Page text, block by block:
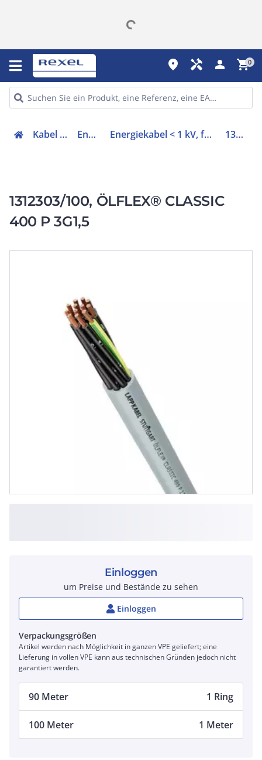
place handyman person shopping_cart0
Kabel & Leitungen Energiekabel Energiekabel < 1 kV, für ortsveränderlichen Einsatz 1312303/100
1312303/100, ÖLFLEX® CLASSIC
400 P 3G1,5
Einloggen
um Preise und Bestände zu sehen
Einloggen
Verpackungsgrößen
Artikel werden nach Möglichkeit in ganzen VPE geliefert; eine
Lieferung in vollen VPE kann aus technischen Gründen jedoch nicht
garantiert werden.
90 Meter 1 Ring
100 Meter 1 Meter